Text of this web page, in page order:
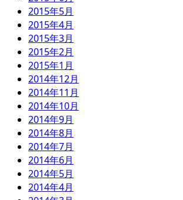
2015年5月
2015年4月
2015年3月
2015年2月
2015年1月
2014年12月
2014年11月
2014年10月
2014年9月
2014年8月
2014年7月
2014年6月
2014年5月
2014年4月